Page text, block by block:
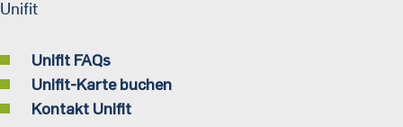
Unifit
Unifit FAQs
Unifit-Karte buchen
Kontakt Unifit